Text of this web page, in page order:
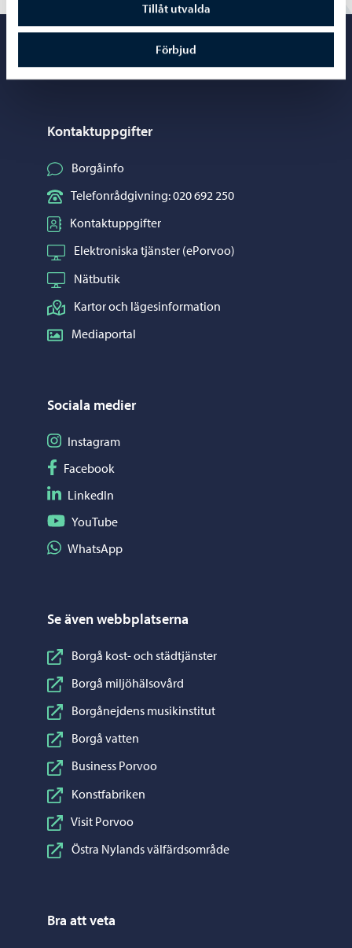
Tillåt utvalda
Förbjud
Kontaktuppgifter
Borgåinfo
Telefonrådgivning: 020 692 250
Kontaktuppgifter
Elektroniska tjänster (ePorvoo)
Nätbutik
Kartor och lägesinformation
Mediaportal
Sociala medier
Följ på Instagram
Instagram
Följ på Facebook
Facebook
Följ på LinkedIn
LinkedIn
Följ på YouTube
YouTube
Dela på WhatsApp
WhatsApp
Se även webbplatserna
Borgå kost- och städtjänster
Borgå miljöhälsovård
Borgånejdens musikinstitut
Borgå vatten
Business Porvoo
Konstfabriken
Visit Porvoo
Östra Nylands välfärdsområde
Bra att veta